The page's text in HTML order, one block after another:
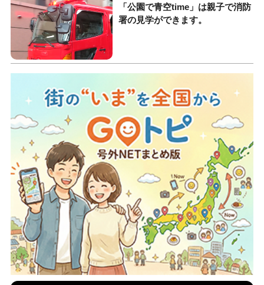
「公園で青空time」は親子で消防
署の見学ができます。